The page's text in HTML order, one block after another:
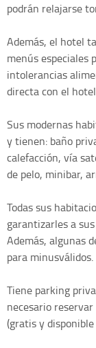
podrán relajarse
Además, el hotel
menús especiales
intolerancias
directa con el
Sus modernas
y tienen: baño
calefacción, vía
de pelo, minibar,
Todas sus
garantizarles a
Además, algunas
para minusválidos.
Tiene parking
necesario
(gratis y